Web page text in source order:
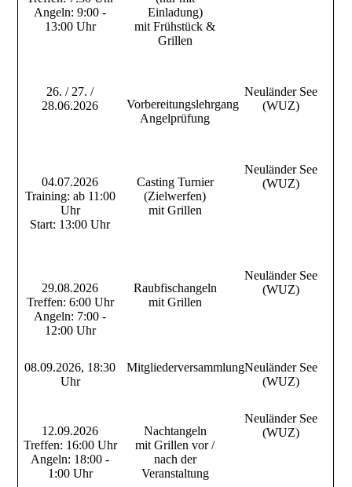
Angeln: 9:00 -
13:00 Uhr
Einladung)
mit Frühstück &
Grillen
26. / 27. /
28.06.2026
Vorbereitungslehrgang
Angelprüfung
Neuländer See
(WUZ)
04.07.2026
Training: ab 11:00
Uhr
Start: 13:00 Uhr
Casting Turnier
(Zielwerfen)
mit Grillen
Neuländer See
(WUZ)
29.08.2026
Treffen: 6:00 Uhr
Angeln: 7:00 -
12:00 Uhr
Raubfischangeln
mit Grillen
Neuländer See
(WUZ)
08.09.2026, 18:30
Uhr
MitgliederversammlungNeuländer See
(WUZ)
12.09.2026
Treffen: 16:00 Uhr
Angeln: 18:00 -
1:00 Uhr
Nachtangeln
mit Grillen vor /
nach der
Veranstaltung
Neuländer See
(WUZ)